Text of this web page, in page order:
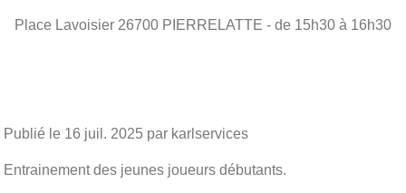
Place Lavoisier 26700 PIERRELATTE - de 15h30 à 16h30
Publié le 16 juil. 2025 par karlservices
Entrainement des jeunes joueurs débutants.